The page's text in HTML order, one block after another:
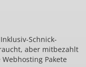
Schnick-
aber mitbezahlt
Pakete